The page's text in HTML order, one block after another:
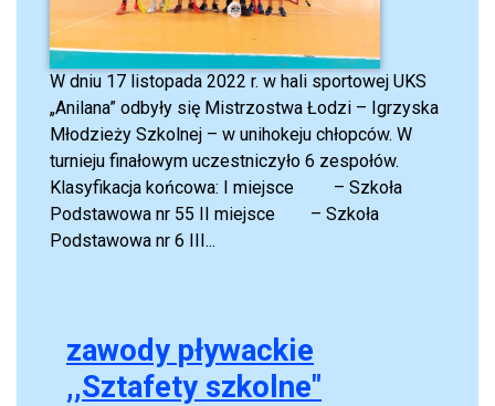
W dniu 17 listopada 2022 r. w hali sportowej UKS
„Anilana” odbyły się Mistrzostwa Łodzi – Igrzyska
Młodzieży Szkolnej – w unihokeju chłopców. W
turnieju finałowym uczestniczyło 6 zespołów.
Klasyfikacja końcowa: I miejsce – Szkoła
Podstawowa nr 55 II miejsce – Szkoła
Podstawowa nr 6 III...
zawody pływackie
,,Sztafety szkolne"